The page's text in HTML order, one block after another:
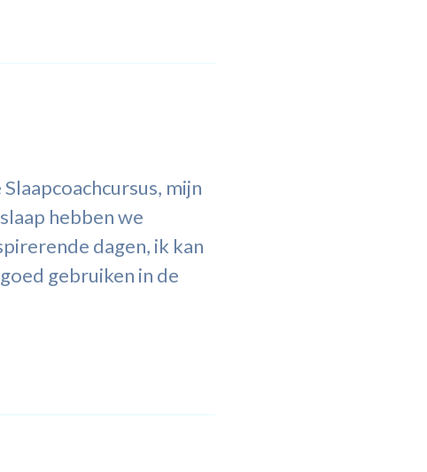
mijn
hebben we
dagen, ik kan
gebruiken in de